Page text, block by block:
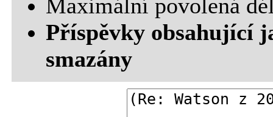
Maximální povolená
Příspěvky obsahující
smazány